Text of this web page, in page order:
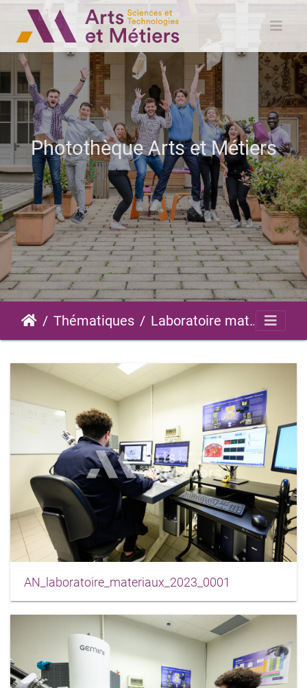
Photothèque Arts et Métiers
Thématiques Laboratoire matériaux
AN_laboratoire_materiaux_2023_0001